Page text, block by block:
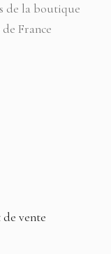
de la boutique
France
vente